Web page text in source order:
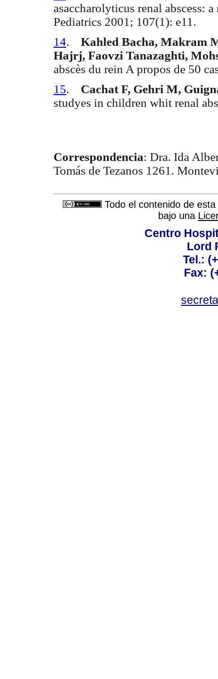
asaccharolyticus renal abscess:
Pediatrics 2001; 107(1): e11.
14. Kahled Bacha, Makram
Hajrj, Faovzi Tanazaghti,
abscès du rein A propos de 50
15. Cachat F, Gehri M,
studyes in children whit renal
Correspondencia: Dra. Ida
Tomás de Tezanos 1261.
Todo el contenido de
bajo una
Centro
Lord
Tel.:
Fax: